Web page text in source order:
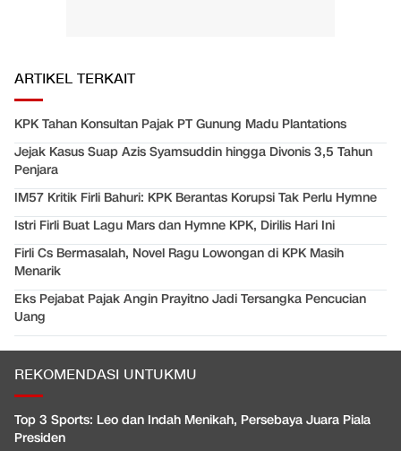
ARTIKEL TERKAIT
KPK Tahan Konsultan Pajak PT Gunung Madu Plantations
Jejak Kasus Suap Azis Syamsuddin hingga Divonis 3,5 Tahun
Penjara
IM57 Kritik Firli Bahuri: KPK Berantas Korupsi Tak Perlu Hymne
Istri Firli Buat Lagu Mars dan Hymne KPK, Dirilis Hari Ini
Firli Cs Bermasalah, Novel Ragu Lowongan di KPK Masih
Menarik
Eks Pejabat Pajak Angin Prayitno Jadi Tersangka Pencucian
Uang
REKOMENDASI UNTUKMU
Top 3 Sports: Leo dan Indah Menikah, Persebaya Juara Piala
Presiden